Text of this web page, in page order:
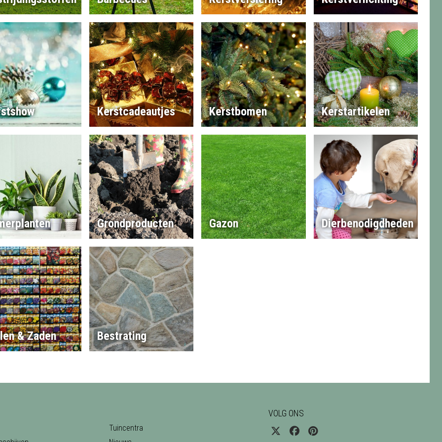
Kerstcadeautjes Kerstbomen Kerstartikelen
Grondproducten Gazon Dierbenodigdheden
& Zaden Bestrating
Tuincentra
VOLG ONS